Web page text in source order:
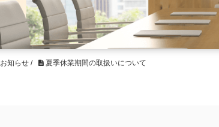
お知らせ / 夏季休業期間の取扱いについて